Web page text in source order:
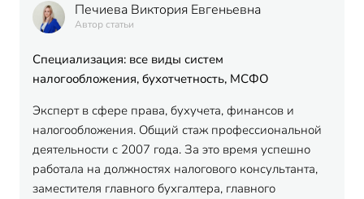
Печиева Виктория Евгеньевна
Автор статьи
Специализация: все виды систем
налогообложения, бухотчетность, МСФО
Эксперт в сфере права, бухучета, финансов и
налогообложения. Общий стаж профессиональной
деятельности с 2007 года. За это время успешно
работала на должностях налогового консультанта,
заместителя главного бухгалтера, главного